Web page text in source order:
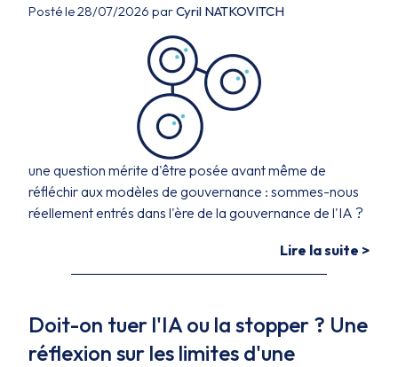
Posté le 28/07/2026 parCyril NATKOVITCH
une question mérite d'être posée avant même de
réfléchir aux modèles de gouvernance : sommes-nous
réellement entrés dans l'ère de la gouvernance de l'IA ?
Lire la suite >
Doit-on tuer l'IA ou la stopper ? Une
réflexion sur les limites d'une